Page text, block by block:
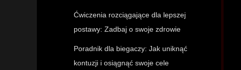
Ćwiczenia rozciągające dla lepszej
postawy: Zadbaj o swoje zdrowie
Poradnik dla biegaczy: Jak uniknąć
kontuzji i osiągnąć swoje cele